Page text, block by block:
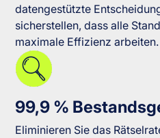
datengestützte
sicherstellen, dass alle
maximale Effizienz arbeiten.
99,9 %
Eliminieren Sie das